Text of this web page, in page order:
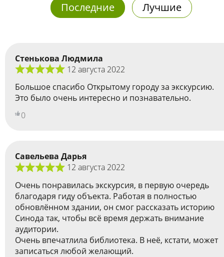
Последние Лучшие
Стенькова Людмила
12 августа 2022
Большое спасибо Открытому городу за экскурсию.
Это было очень интересно и познавательно.
0
Савельева Дарья
12 августа 2022
Очень понравилась экскурсия, в первую очередь
благодаря гиду объекта. Работая в полностью
обновлённом здании, он смог рассказать историю
Синода так, чтобы всё время держать внимание
аудитории.
Очень впечатлила библиотека. В неё, кстати, может
записаться любой желающий.